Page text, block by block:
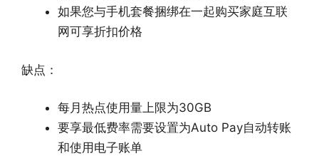
如果您与手机套餐捆绑在一起购买家庭互联
网可享折扣价格
缺点：
每月热点使用量上限为30GB
要享最低费率需要设置为Auto Pay自动转账
和使用电子账单